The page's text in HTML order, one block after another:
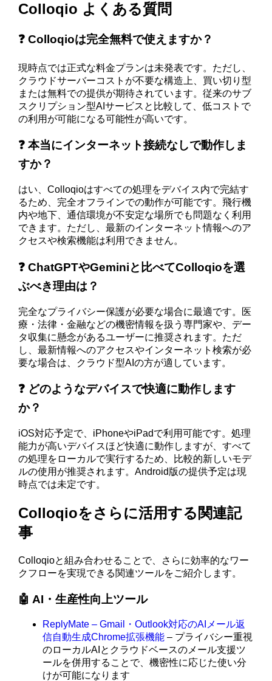
Colloqio よくある質問
❓ Colloqioは完全無料で使えますか？
現時点では正式な料金プランは未発表です。ただし、
クラウドサーバーコストが不要な構造上、買い切り型
または無料での提供が期待されています。従来のサブ
スクリプション型AIサービスと比較して、低コストで
の利用が可能になる可能性が高いです。
❓ 本当にインターネット接続なしで動作しま
すか？
はい、Colloqioはすべての処理をデバイス内で完結す
るため、完全オフラインでの動作が可能です。飛行機
内や地下、通信環境が不安定な場所でも問題なく利用
できます。ただし、最新のインターネット情報へのア
クセスや検索機能は利用できません。
❓ ChatGPTやGeminiと比べてColloqioを選
ぶべき理由は？
完全なプライバシー保護が必要な場合に最適です。医
療・法律・金融などの機密情報を扱う専門家や、デー
タ収集に懸念があるユーザーに推奨されます。ただ
し、最新情報へのアクセスやインターネット検索が必
要な場合は、クラウド型AIの方が適しています。
❓ どのようなデバイスで快適に動作します
か？
iOS対応予定で、iPhoneやiPadで利用可能です。処理
能力が高いデバイスほど快適に動作しますが、すべて
の処理をローカルで実行するため、比較的新しいモデ
ルの使用が推奨されます。Android版の提供予定は現
時点では未定です。
Colloqioをさらに活用する関連記
事
Colloqioと組み合わせることで、さらに効率的なワー
クフローを実現できる関連ツールをご紹介します。
🤖 AI・生産性向上ツール
ReplyMate – Gmail・Outlook対応のAIメール返
信自動生成Chrome拡張機能 – プライバシー重視
のローカルAIとクラウドベースのメール支援ツ
ールを併用することで、機密性に応じた使い分
けが可能になります